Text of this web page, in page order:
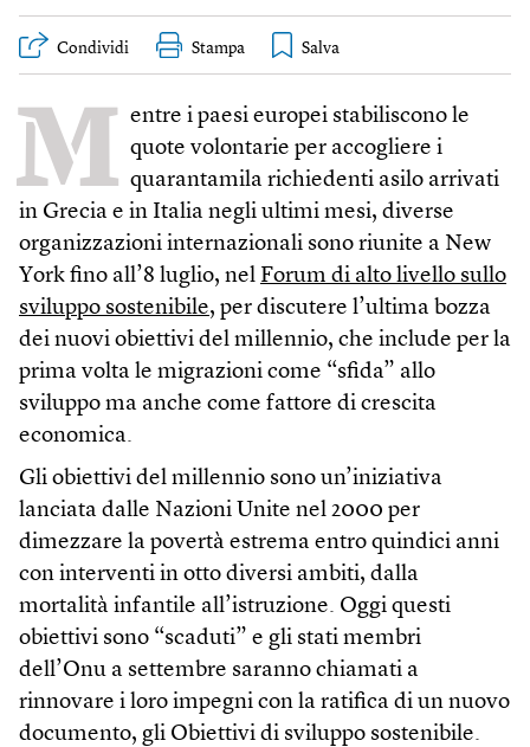
Condividi Stampa
M entre i paesi europei stabiliscono le
quote volontarie per accogliere i
quarantamila richiedenti asilo arrivati
in Grecia e in Italia negli ultimi mesi, diverse
organizzazioni internazionali sono riunite a New
York fino all’8 luglio, nel Forum di alto livello sullo
sviluppo sostenibile, per discutere l’ultima bozza
dei nuovi obiettivi del millennio, che include per la
prima volta le migrazioni come “sfida” allo
sviluppo ma anche come fattore di crescita
economica.
Gli obiettivi del millennio sono un’iniziativa
lanciata dalle Nazioni Unite nel 2000 per
dimezzare la povertà estrema entro quindici anni
con interventi in otto diversi ambiti, dalla
mortalità infantile all’istruzione. Oggi questi
obiettivi sono “scaduti” e gli stati membri
dell’Onu a settembre saranno chiamati a
rinnovare i loro impegni con la ratifica di un nuovo
documento, gli Obiettivi di sviluppo sostenibile.